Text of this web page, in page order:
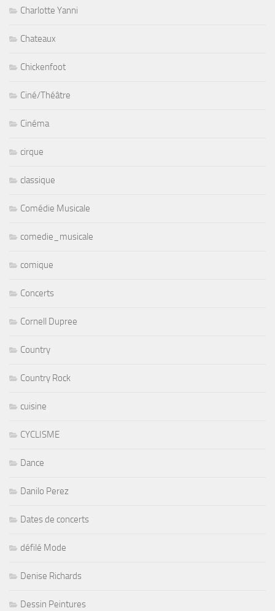
Charlotte Yanni
Chateaux
Chickenfoot
Ciné/Théâtre
Cinéma
cirque
classique
Comédie Musicale
comedie_musicale
comique
Concerts
Cornell Dupree
Country
Country Rock
cuisine
CYCLISME
Dance
Danilo Perez
Dates de concerts
défilé Mode
Denise Richards
Dessin Peintures